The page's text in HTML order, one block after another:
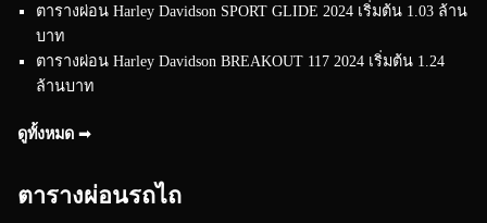
ตารางผ่อน Harley Davidson SPORT GLIDE 2024 เริ่มต้น 1.03 ล้าน
บาท
ตารางผ่อน Harley Davidson BREAKOUT 117 2024 เริ่มต้น 1.24
ล้านบาท
ดูทั้งหมด ➟
ตารางผ่อนรถไถ